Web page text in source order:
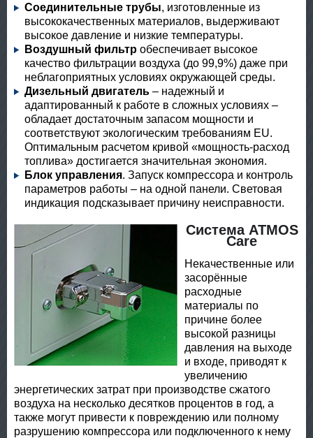
Соединительные трубы, изготовленные из
высококачественных материалов, выдерживают
высокое давление и низкие температуры.
Воздушный фильтр обеспечивает высокое
качество фильтрации воздуха (до 99,9%) даже при
неблагоприятных условиях окружающей среды.
Дизельный двигатель – надежный и
адаптированный к работе в сложных условиях –
обладает достаточным запасом мощности и
соответствуют экологическим требованиям EU.
Оптимальным расчетом кривой «мощность-расход
топлива» достигается значительная экономия.
Блок управления. Запуск компрессора и контроль
параметров работы – на одной панели. Световая
индикация подсказывает причину неисправности.
Система ATMOS
Care
Некачественные или
засорённые
расходные
материалы по
причине более
высокой разницы
давления на выходе
и входе, приводят к
увеличению
энергетических затрат при производстве сжатого
воздуха на несколько десятков процентов в год, а
также могут привести к повреждению или полному
разрушению компрессора или подключенного к нему